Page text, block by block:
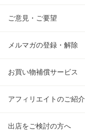
ご意見・ご要望
メルマガの登録・解除
お買い物補償サービス
アフィリエイトのご紹介
出店をご検討の方へ